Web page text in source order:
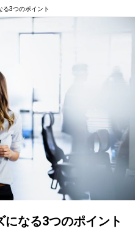
る3つのポイント
なる3つのポイント